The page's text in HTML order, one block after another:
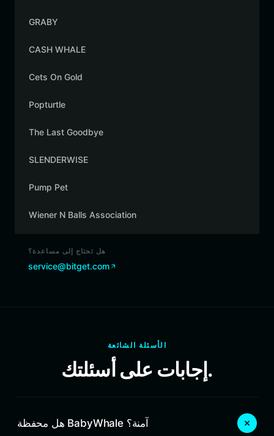
GRABY
CASH WHALE
Cets On Gold
Popturtle
The Last Goodbye
SLENDERWISE
Pump Pet
Wiener N Balls Association
هل تحتاج إلى مساعدة؟
service@bitget.com
الأسئلة الشائعة
إجابات على أسئلتك.
هل محفظة BabyWhale آمنة؟